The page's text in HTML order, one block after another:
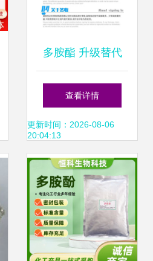
多胺酯 升级替代
DA-6胺鲜酯的新型
肥料增效剂新力源
查看详情
更新时间：2026-08-06
20:04:13